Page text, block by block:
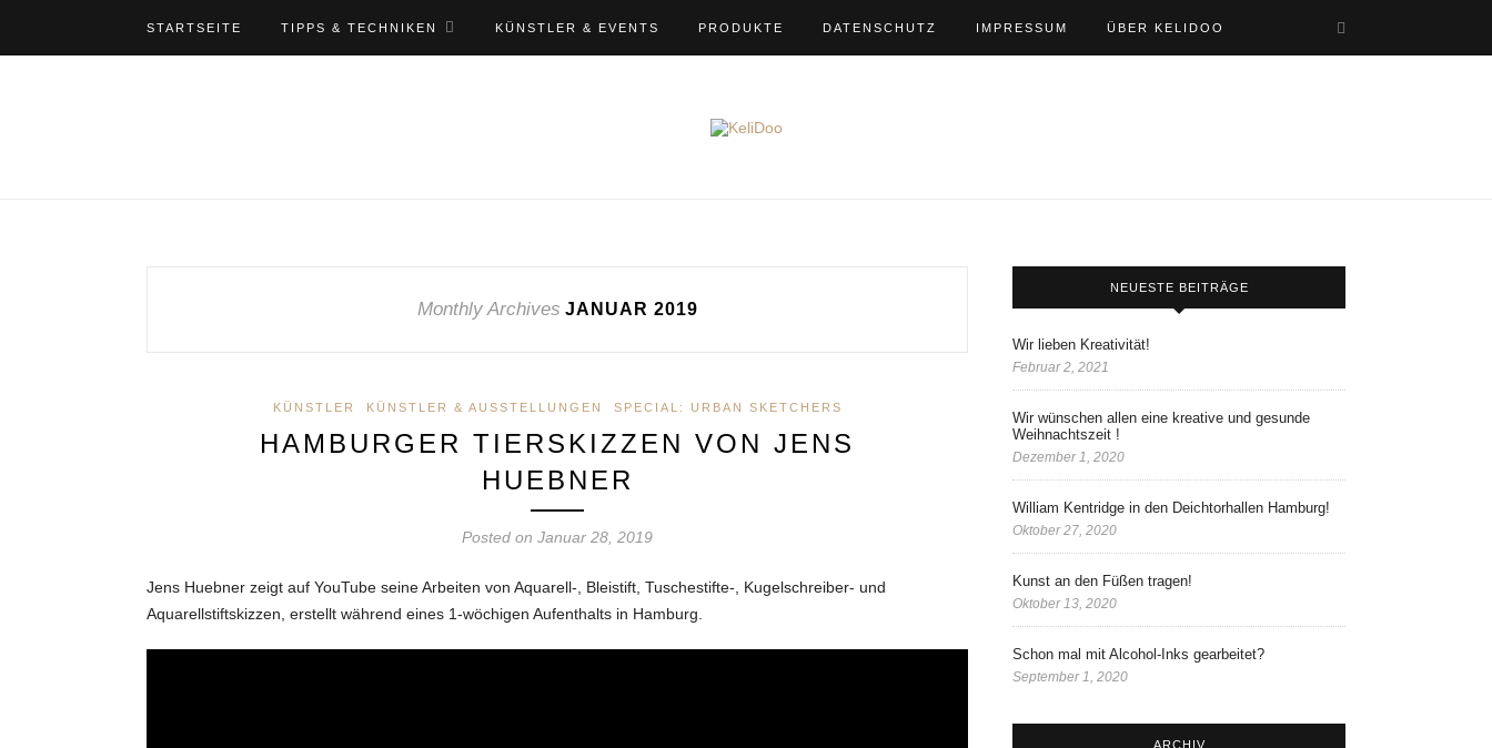
STARTSEITE TIPPS & TECHNIKEN KÜNSTLER & EVENTS PRODUKTE DATENSCHUTZ IMPRESSUM ÜBER KELIDOO
Monthly Archives JANUAR 2019
KÜNSTLER KÜNSTLER & AUSSTELLUNGEN SPECIAL: URBAN SKETCHERS
HAMBURGER TIERSKIZZEN VON JENS
HUEBNER
Posted on Januar 28, 2019
Jens Huebner zeigt auf YouTube seine Arbeiten von Aquarell-, Bleistift, Tuschestifte-, Kugelschreiber- und
Aquarellstiftskizzen, erstellt während eines 1-wöchigen Aufenthalts in Hamburg.
NEUESTE BEITRÄGE
Wir lieben Kreativität!
Februar 2, 2021
Wir wünschen allen eine kreative und gesunde
Weihnachtszeit !
Dezember 1, 2020
William Kentridge in den Deichtorhallen Hamburg!
Oktober 27, 2020
Kunst an den Füßen tragen!
Oktober 13, 2020
Schon mal mit Alcohol-Inks gearbeitet?
September 1, 2020
ARCHIV